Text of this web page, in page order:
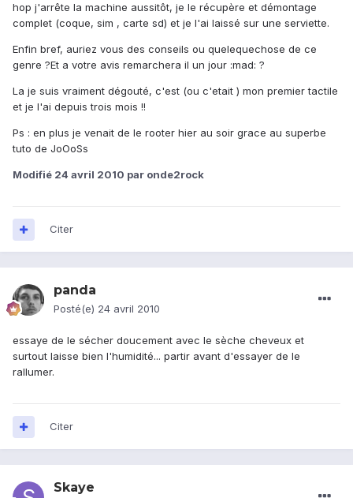
hop j'arrête la machine aussitôt, je le récupère et démontage
complet (coque, sim , carte sd) et je l'ai laissé sur une serviette.
Enfin bref, auriez vous des conseils ou quelequechose de ce
genre ?Et a votre avis remarchera il un jour :mad: ?
La je suis vraiment dégouté, c'est (ou c'etait ) mon premier tactile
et je l'ai depuis trois mois !!
Ps : en plus je venait de le rooter hier au soir grace au superbe
tuto de JoOoSs
Modifié 24 avril 2010 par onde2rock
Citer
panda
Posté(e) 24 avril 2010
essaye de le sécher doucement avec le sèche cheveux et
surtout laisse bien l'humidité... partir avant d'essayer de le
rallumer.
Citer
Skaye